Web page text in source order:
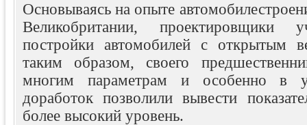
Основываясь на опыте
Великобритании,
постройки автомобилей с открытым
таким образом, своего
многим параметрам и особенно в
доработок позволили вывести
более высокий уровень.